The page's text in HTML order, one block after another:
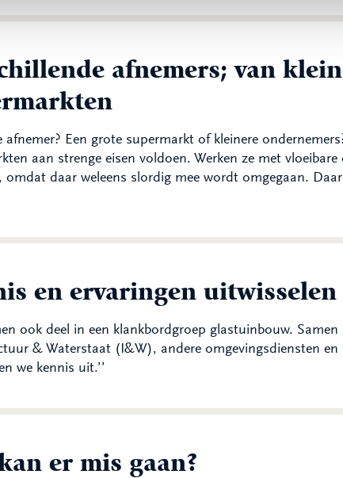
afnemers; van
afnemer? Een grote supermarkt of kleinere
aan strenge eisen voldoen. Werken ze met
omdat daar weleens slordig mee wordt omgegaan.
en ervaringen uitwisselen
ook deel in een klankbordgroep glastuinbouw.
& Waterstaat (I&W), andere omgevingsdiensten
we kennis uit.’’
er mis gaan?